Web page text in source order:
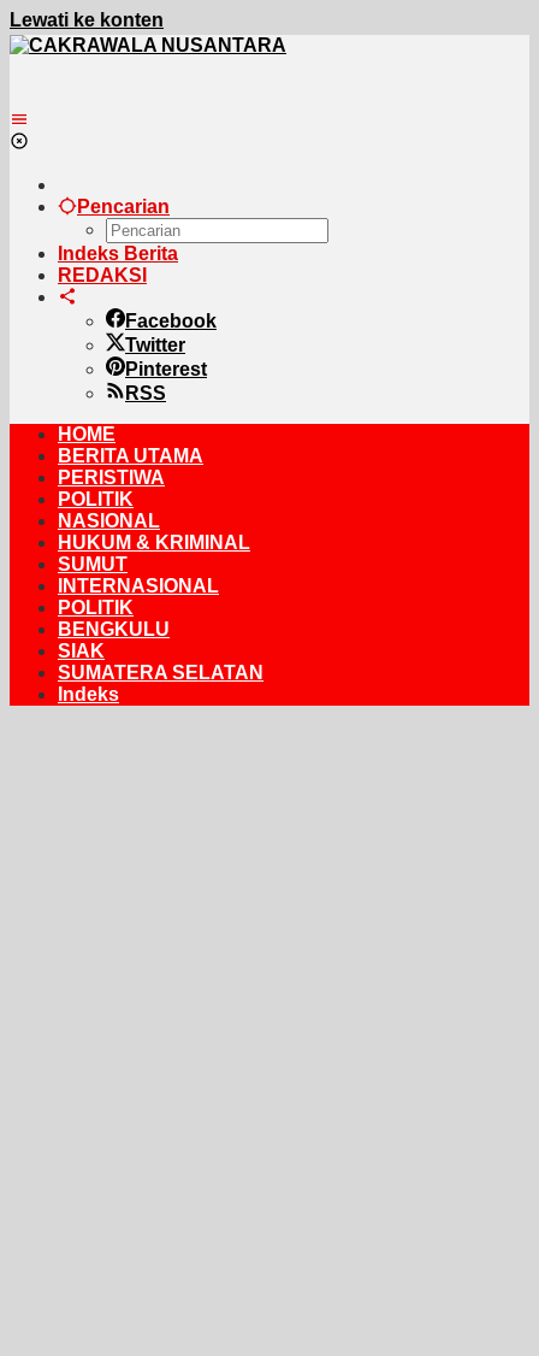
Lewati ke konten
Pencarian
Indeks Berita
REDAKSI
Facebook
Twitter
Pinterest
RSS
HOME
BERITA UTAMA
PERISTIWA
POLITIK
NASIONAL
HUKUM & KRIMINAL
SUMUT
INTERNASIONAL
POLITIK
BENGKULU
SIAK
SUMATERA SELATAN
Indeks